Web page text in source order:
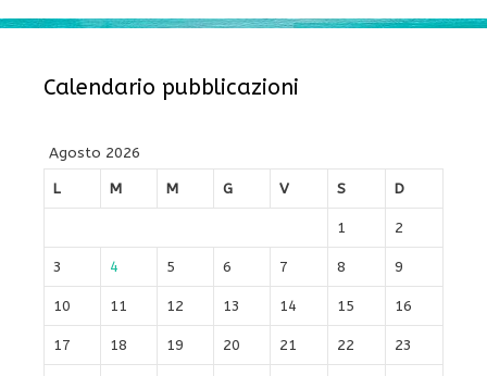
Calendario pubblicazioni
Agosto 2026
L
M M G V S D
1 2
3 4 5 6 7 8 9
10 11 12 13 14 15 16
17 18 19 20 21 22 23